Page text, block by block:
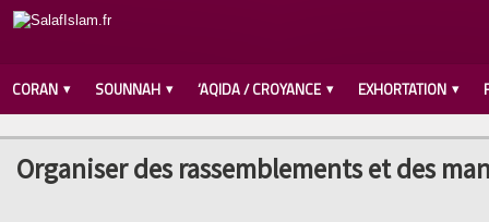
CORAN SOUNNAH ‘AQIDA / CROYANCE EXHORTATION
Organiser des rassemblements et des